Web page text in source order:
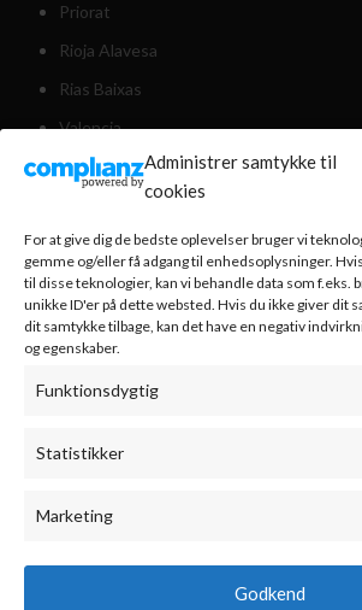
Administrer samtykke til
cookies
For at give dig de bedste oplevelser bruger vi
gemme og/eller få adgang til enhedsoplysninger.
til disse teknologier, kan vi behandle data som
unikke ID'er på dette websted. Hvis du ikke giver dit
dit samtykke tilbage, kan det have en negativ
og egenskaber.
Funktionsdygtig
Statistikker
Marketing
Godkend
Priorat
Rioja Alavesa
Rias Baixas
Valencia
Valdeorras
Weinviertel Østrig
KUNDESERVICE
Om os
Nyhedsbrev
Bestilling & levering